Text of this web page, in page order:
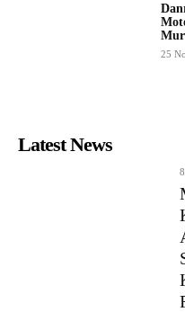
25
Latest News